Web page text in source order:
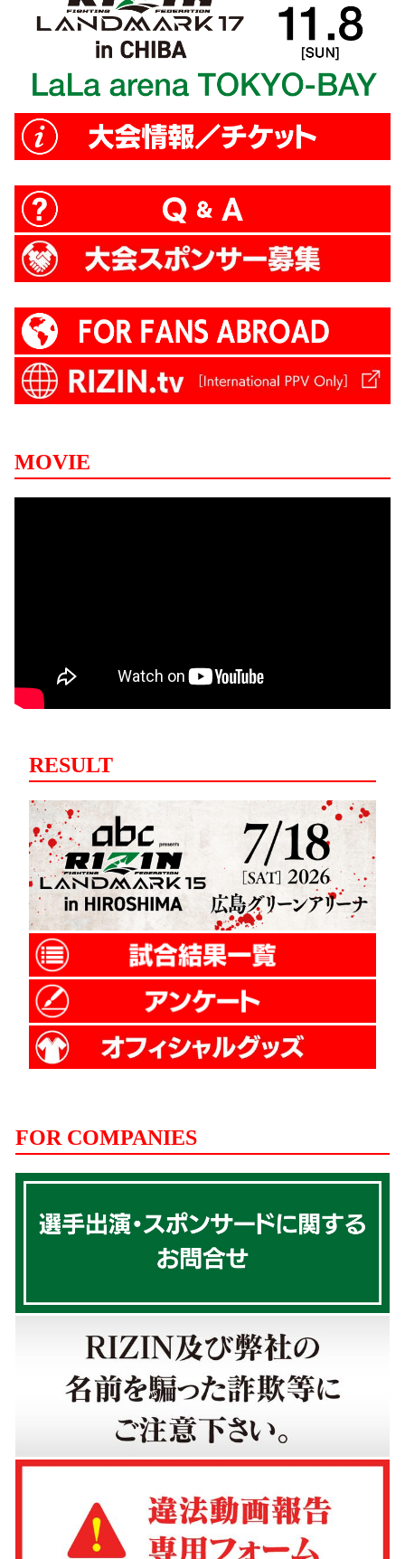
MOVIE
RESULT
FOR COMPANIES